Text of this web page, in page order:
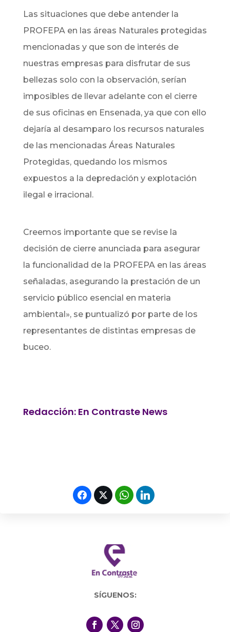
Las situaciones que debe antender la
PROFEPA en las áreas Naturales protegidas
mencionadas y que son de interés de
nuestras empresas para disfrutar de sus
bellezas solo con la observación, serían
imposibles de llevar adelante con el cierre
de sus oficinas en Ensenada, ya que con ello
dejaría al desamparo los recursos naturales
de las mencionadas Áreas Naturales
Protegidas, quedando los mismos
expuestos a la depredación y explotación
ilegal e irracional.
Creemos importante que se revise la
decisión de cierre anunciada para asegurar
la funcionalidad de la PROFEPA en las áreas
señaladas, asegurando la prestación de un
servicio público esencial en materia
ambiental», se puntualizó por parte de los
representantes de distintas empresas de
buceo.
Redacción: En Contraste News
SÍGUENOS: